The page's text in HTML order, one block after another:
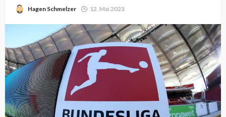
Hagen Schmelzer 12. Mai 2023